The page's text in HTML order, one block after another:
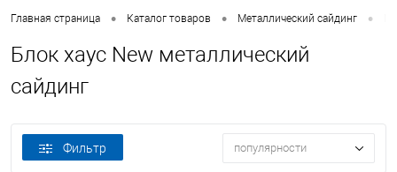
Главная страница • Каталог товаров • Металлический сайдинг •
Блок хаус New металлический
сайдинг
Фильтр популярности